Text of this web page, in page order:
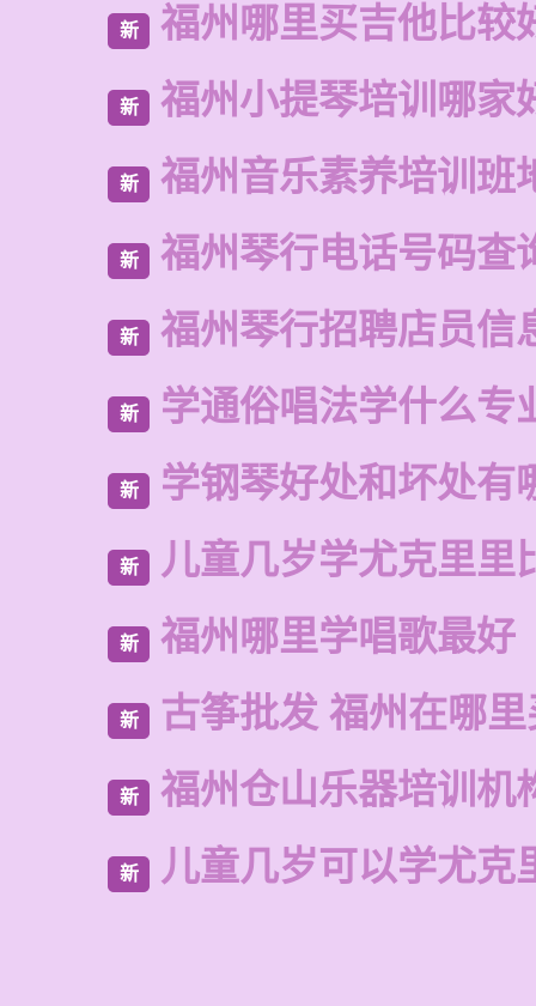
新 福州哪里买吉他比较
新 福州小提琴培训哪家
新 福州音乐素养培训班
新 福州琴行电话号码查
新 福州琴行招聘店员信
新 学通俗唱法学什么专
新 学钢琴好处和坏处有
新 儿童几岁学尤克里里
新 福州哪里学唱歌最好
新 古筝批发 福州在哪
新 福州仓山乐器培训机
新 儿童几岁可以学尤克